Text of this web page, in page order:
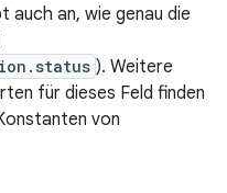
auch an, wie genau die
). Weitere
für dieses Feld finden
von